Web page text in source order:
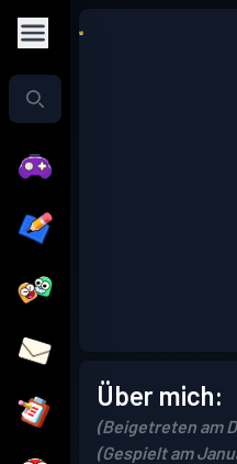
Über mich:
(Beigetreten am
(Gespielt am